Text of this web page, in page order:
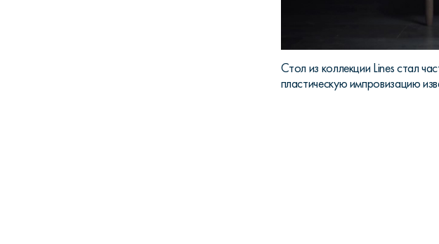
Стол из коллекции Lines стал
пластическую импровизацию